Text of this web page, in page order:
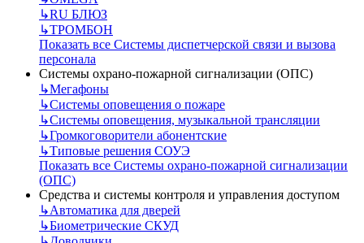
↳RU БЛЮЗ
↳ТРОМБОН
Показать все Системы диспетчерской связи и вызова
персонала
Системы охрано-пожарной сигнализации (ОПС)
↳Мегафоны
↳Системы оповещения о пожаре
↳Системы оповещения, музыкальной трансляции
↳Громкоговорители абонентские
↳Типовые решения СОУЭ
Показать все Системы охрано-пожарной сигнализации
(ОПС)
Средства и системы контроля и управления доступом
↳Автоматика для дверей
↳Биометрические СКУД